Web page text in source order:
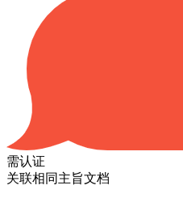
需认证
关联相同主旨文档